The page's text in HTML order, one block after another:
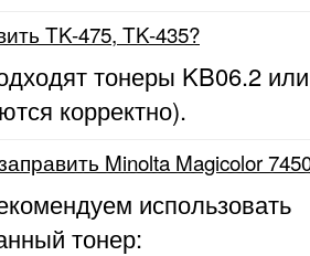
TK-475, TK-435?
тонеры KB06.2
корректно).
Minolta Magicolor
использовать
тонер: